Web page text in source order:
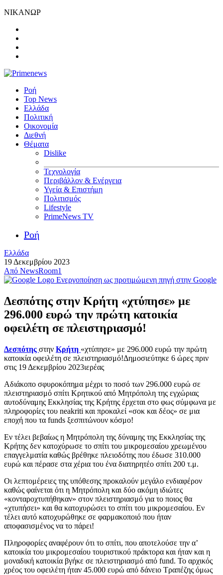
ΝΙΚΑΝΩΡ
Ροή
Top News
Ελλάδα
Πολιτική
Οικονομία
Διεθνή
Θέματα
Dislike
Τεχνολογία
Περιβάλλον & Ενέργεια
Υγεία & Επιστήμη
Πολιτισμός
Lifestyle
PrimeNews TV
Ροή
Ελλάδα
19 Δεκεμβρίου 2023
Από NewsRoom1
Ενεργοποίηση ως προτιμώμενη πηγή στην Google
Δεσπότης στην Κρήτη «χτύπησε» με
296.000 ευρώ την πρώτη κατοικία
οφειλέτη σε πλειστηριασμό!
Δεσπότης στην Κρήτη «χτύπησε» με 296.000 ευρώ την πρώτη
κατοικία οφειλέτη σε πλειστηριασμό!Δημοσιεύτηκε 6 ώρες πριν
στις 19 Δεκεμβρίου 2023ιερέας
Αδιάκοπο σφυροκόπημα μέχρι το ποσό των 296.000 ευρώ σε
πλειστηριασμό σπίτι Κρητικού από Μητρόπολη της εγχώριας
αυτοδύναμης Εκκλησίας της Κρήτης έρχεται στο φως σύμφωνα με
πληροφορίες του neakriti και προκαλεί «σοκ και δέος» σε μια
εποχή που τα funds ξεσπιτώνουν κόσμο!
Εν τέλει βεβαίως η Μητρόπολη της δύναμης της Εκκλησίας της
Κρήτης δεν κατοχύρωσε το σπίτι του μικρομεσαίου χρεωμένου
επαγγελματία καθώς βρέθηκε πλειοδότης που έδωσε 310.000
ευρώ και πέρασε στα χέρια του ένα διατηρητέο σπίτι 200 τ.μ.
Οι λεπτομέρειες της υπόθεσης προκαλούν μεγάλο ενδιαφέρον
καθώς φαίνεται ότι η Μητρόπολη και δύο ακόμη ιδιώτες
«κονταροχτυπήθηκαν» στον πλειστηριασμό για το ποιος θα
«χτυπήσει» και θα κατοχυρώσει το σπίτι του μικρομεσαίου. Εν
τέλει αυτό κατοχυρώθηκε σε φαρμακοποιό που ήταν
αποφασισμένος να το πάρει!
Πληροφορίες αναφέρουν ότι το σπίτι, που αποτελούσε την α’
κατοικία του μικρομεσαίου τουριστικού πράκτορα και ήταν και η
μοναδική κατοικία βγήκε σε πλειστηριασμό από fund. Το αρχικός
χρέος του οφειλέτη ήταν 45.000 ευρώ από δάνειο Τραπέζης όμως